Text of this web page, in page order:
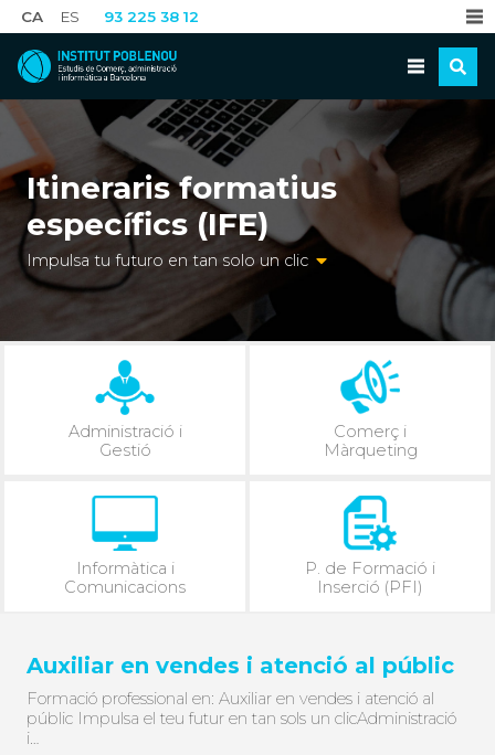
CA ES 93 225 38 12
Itineraris formatius
específics (IFE)
Impulsa tu futuro en tan solo un clic
Administració i
Gestió
Comerç i
Màrqueting
Informàtica i
Comunicacions
P. de Formació i
Inserció (PFI)
Auxiliar en vendes i atenció al públic
Formació professional en: Auxiliar en vendes i atenció al
públic Impulsa el teu futur en tan sols un clicAdministració
i…